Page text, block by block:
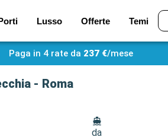
Lusso Offerte Temi
Paga in 4 rate da 237 €/mese
- Roma
da